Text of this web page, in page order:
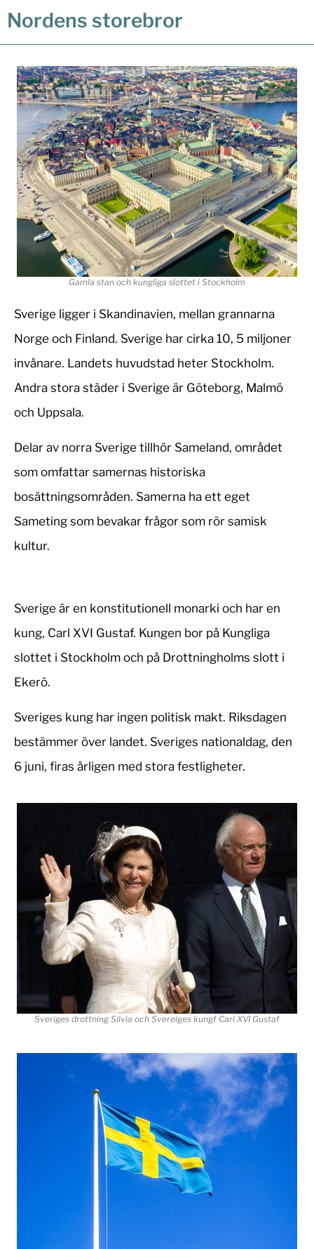
Nordens storebror
Gamla stan och kungliga slottet i Stockholm
Sverige ligger i Skandinavien, mellan grannarna
Norge och Finland. Sverige har cirka 10, 5 miljoner
invånare. Landets huvudstad heter Stockholm.
Andra stora städer i Sverige är Göteborg, Malmö
och Uppsala.
Delar av norra Sverige tillhör Sameland, området
som omfattar samernas historiska
bosättningsområden. Samerna ha ett eget
Sameting som bevakar frågor som rör samisk
kultur.
Sverige är en konstitutionell monarki och har en
kung, Carl XVI Gustaf. Kungen bor på Kungliga
slottet i Stockholm och på Drottningholms slott i
Ekerö.
Sveriges kung har ingen politisk makt. Riksdagen
bestämmer över landet. Sveriges nationaldag, den
6 juni, firas årligen med stora festligheter.
Sveriges drottning Silvia och Svereiges kungf Carl XVI Gustaf